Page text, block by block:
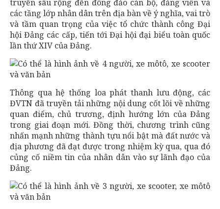
truyền sâu rộng đến đông đảo cán bộ, đảng viên và
các tầng lớp nhân dân trên địa bàn về ý nghĩa, vai trò
và tầm quan trọng của việc tổ chức thành công Đại
hội Đảng các cấp, tiến tới Đại hội đại biểu toàn quốc
lần thứ XIV của Đảng.
Thông qua hệ thống loa phát thanh lưu động, các
ĐVTN đã truyền tải những nội dung cốt lõi về những
quan điểm, chủ trương, định hướng lớn của Đảng
trong giai đoạn mới. Đồng thời, chương trình cũng
nhấn mạnh những thành tựu nổi bật mà đất nước và
địa phương đã đạt được trong nhiệm kỳ qua, qua đó
củng cố niềm tin của nhân dân vào sự lãnh đạo của
Đảng.